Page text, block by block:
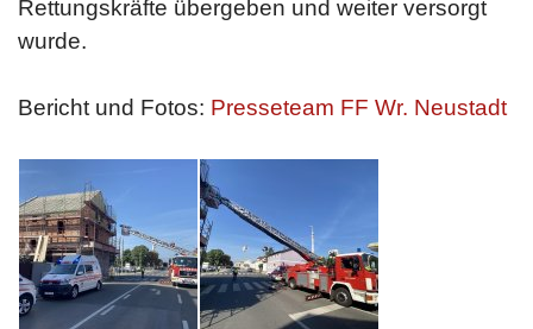
Rettungskräfte übergeben und weiter versorgt
wurde.
Bericht und Fotos: Presseteam FF Wr. Neustadt